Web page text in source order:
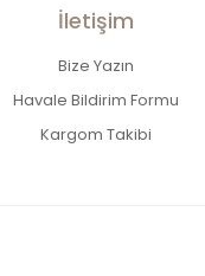
İletişim
Bize Yazın
Havale Bildirim Formu
Kargom Takibi